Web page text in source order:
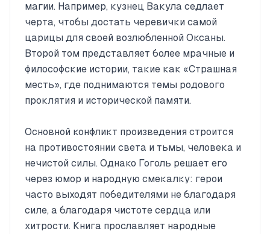
магии. Например, кузнец Вакула седлает
черта, чтобы достать черевички самой
царицы для своей возлюбленной Оксаны.
Второй том представляет более мрачные и
философские истории, такие как «Страшная
месть», где поднимаются темы родового
проклятия и исторической памяти.
Основной конфликт произведения строится
на противостоянии света и тьмы, человека и
нечистой силы. Однако Гоголь решает его
через юмор и народную смекалку: герои
часто выходят победителями не благодаря
силе, а благодаря чистоте сердца или
хитрости. Книга прославляет народные